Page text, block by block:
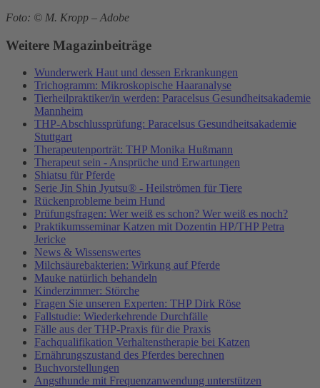
Foto: © M. Kropp – Adobe
Weitere Magazinbeiträge
Wunderwerk Haut und dessen Erkrankungen
Trichogramm: Mikroskopische Haaranalyse
Tierheilpraktiker/in werden: Paracelsus Gesundheitsakademie
Mannheim
THP-Abschlussprüfung: Paracelsus Gesundheitsakademie
Stuttgart
Therapeutenporträt: THP Monika Hußmann
Therapeut sein - Ansprüche und Erwartungen
Shiatsu für Pferde
Serie Jin Shin Jyutsu® - Heilströmen für Tiere
Rückenprobleme beim Hund
Prüfungsfragen: Wer weiß es schon? Wer weiß es noch?
Praktikumsseminar Katzen mit Dozentin HP/THP Petra
Jericke
News & Wissenswertes
Milchsäurebakterien: Wirkung auf Pferde
Mauke natürlich behandeln
Kinderzimmer: Störche
Fragen Sie unseren Experten: THP Dirk Röse
Fallstudie: Wiederkehrende Durchfälle
Fälle aus der THP-Praxis für die Praxis
Fachqualifikation Verhaltenstherapie bei Katzen
Ernährungszustand des Pferdes berechnen
Buchvorstellungen
Angsthunde mit Frequenzanwendung unterstützen